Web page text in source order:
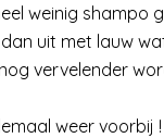
weinig shampo
uit met lauw
vervelender
weer